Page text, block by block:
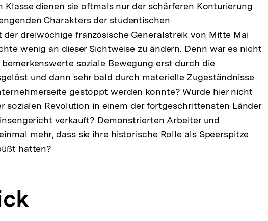
Klasse dienen sie oftmals nur der schärferen Konturierung
Charakters der studentischen
der dreiwöchige französische Generalstreik von Mitte Mai
wenig an dieser Sichtweise zu ändern. Denn war es nicht
soziale Bewegung erst durch die
und dann sehr bald durch materielle Zugeständnisse
gestoppt werden konnte? Wurde hier nicht
sozialen Revolution in einem der fortgeschrittensten Länder
verkauft? Demonstrierten Arbeiter und
mehr, dass sie ihre historische Rolle als Speerspitze
hatten?